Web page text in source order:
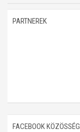
PARTNEREK
FACEBOOK KÖZÖSSÉG